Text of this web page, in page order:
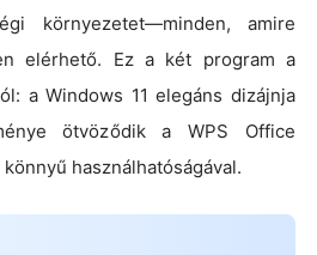
környezetet—minden, amire
elérhető. Ez a két program a
a Windows 11 elegáns dizájnja
ötvöződik a WPS Office
használhatóságával.